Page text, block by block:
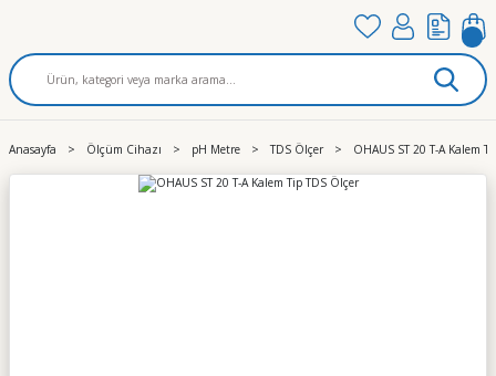
Anasayfa Ölçüm Cihazı pH Metre TDS Ölçer OHAUS ST 20 T-A Kalem